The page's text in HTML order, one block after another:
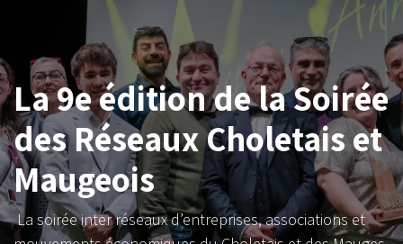
La 9e édition de la Soirée
des Réseaux Choletais et
Maugeois
La soirée inter réseaux d’entreprises, associations et